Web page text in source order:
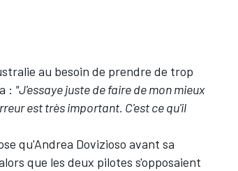
au besoin de prendre de trop
: "J'essaye juste de faire de mon mieux
est très important. C'est ce qu'il
qu'Andrea Dovizioso avant sa
que les deux pilotes s'opposaient